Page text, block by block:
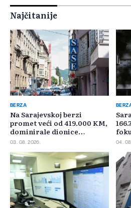
Najčitanije
BERZA
Na Sarajevskoj berzi
promet veći od 419.000 KM,
dominirale dionice
Privredne banke Sarajevo
03. 08. 2026. 04.